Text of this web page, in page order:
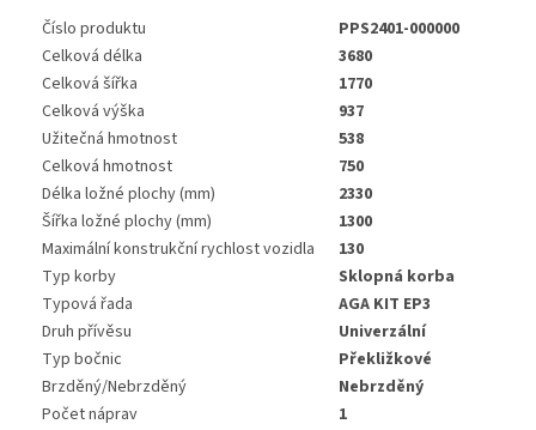
Číslo produktu
PPS2401-000000
Celková délka
3680
Celková šířka
1770
Celková výška
937
Užitečná hmotnost
538
Celková hmotnost
750
Délka ložné plochy (mm)
2330
Šířka ložné plochy (mm)
1300
Maximální konstrukční rychlost vozidla
130
Typ korby
Sklopná korba
Typová řada
AGA KIT EP3
Druh přívěsu
Univerzální
Typ bočnic
Překližkové
Brzděný/Nebrzděný
Nebrzděný
Počet náprav
1